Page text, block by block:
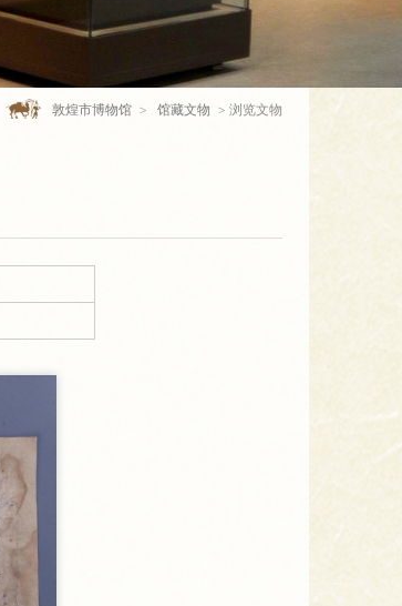
敦煌市博物馆 > 馆藏文物 > 浏览文物